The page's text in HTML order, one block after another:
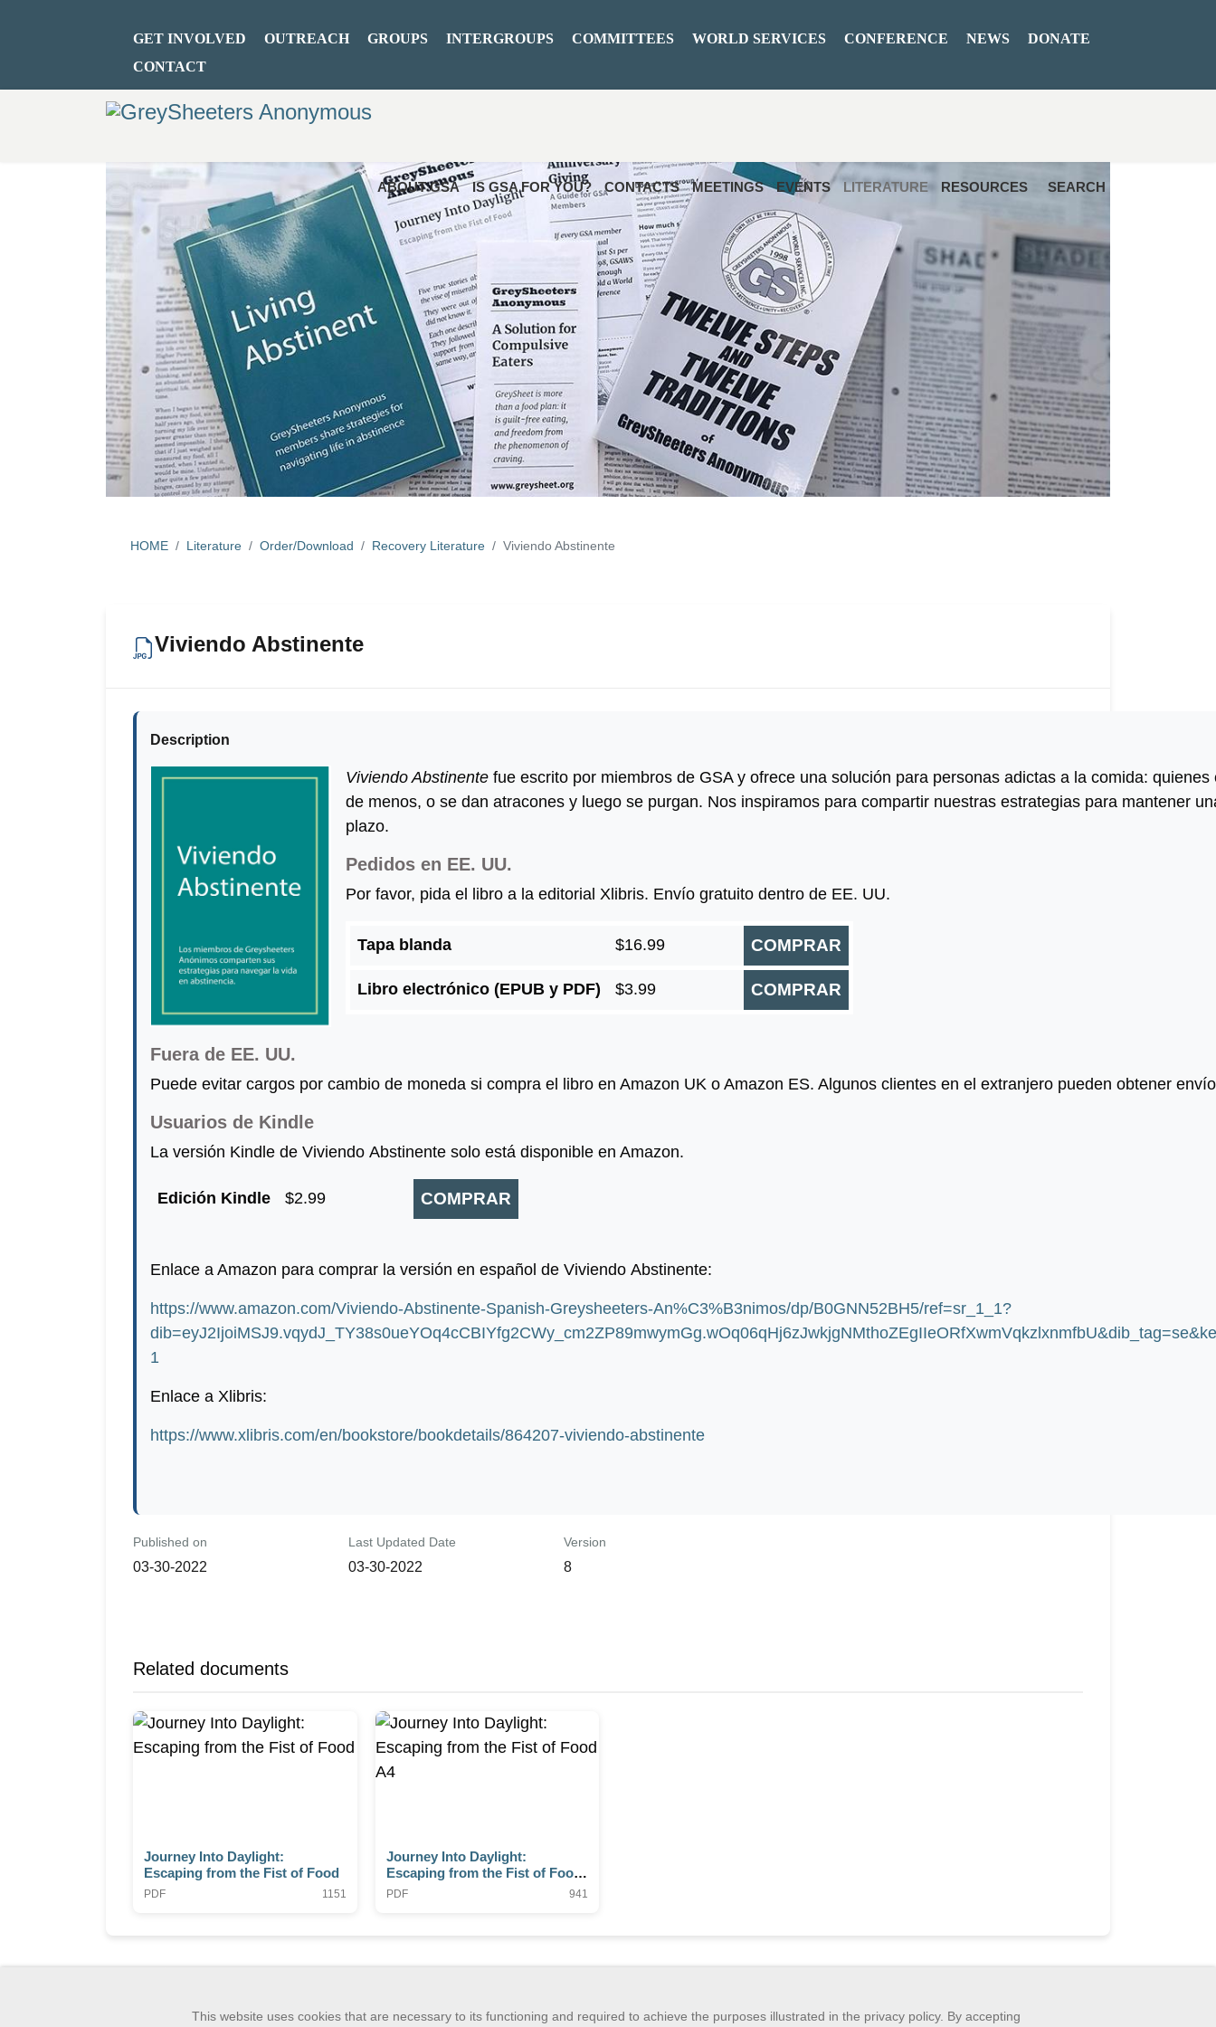
GET INVOLVED OUTREACH GROUPS INTERGROUPS COMMITTEES WORLD SERVICES CONFERENCE NEWS
DONATE
CONTACT
ABOUT GSA IS GSA FOR YOU? CONTACTS MEETINGS EVENTS LITERATURE RESOURCES SEARCH
HOME Literature Order/Download Recovery Literature Viviendo Abstinente
Viviendo Abstinente
Description
Viviendo Abstinente fue escrito por miembros de GSA y ofrece una solución para personas adictas a la comida:
de menos, o se dan atracones y luego se purgan. Nos inspiramos para compartir nuestras estrategias para mantener
plazo.
Pedidos en EE. UU.
Por favor, pida el libro a la editorial Xlibris. Envío gratuito dentro de EE. UU.
Tapa blanda $16.99 COMPRAR
Libro electrónico (EPUB y PDF) $3.99 COMPRAR
Fuera de EE. UU.
Puede evitar cargos por cambio de moneda si compra el libro en Amazon UK o Amazon ES. Algunos clientes en el extranjero pueden obtener
Usuarios de Kindle
La versión Kindle de Viviendo Abstinente solo está disponible en Amazon.
Edición Kindle $2.99 COMPRAR
Enlace a Amazon para comprar la versión en español de Viviendo Abstinente:
https://www.amazon.com/Viviendo-Abstinente-Spanish-Greysheeters-An%C3%B3nimos/dp/B0GNN52BH5/ref=sr_1_1?
1
Enlace a Xlibris:
https://www.xlibris.com/en/bookstore/bookdetails/864207-viviendo-abstinente
Published on
03-30-2022
Last Updated Date
03-30-2022
Version
8
Related documents
Journey Into Daylight:
Escaping from the Fist of Food
PDF 1151
Journey Into Daylight:
Escaping from the Fist of Food
A4
PDF 941
GSAWS, Inc Contact GSA Terms of Service Privacy Policy Login Search
This website uses cookies that are necessary to its functioning and required to achieve the purposes illustrated in the privacy policy. By accepting